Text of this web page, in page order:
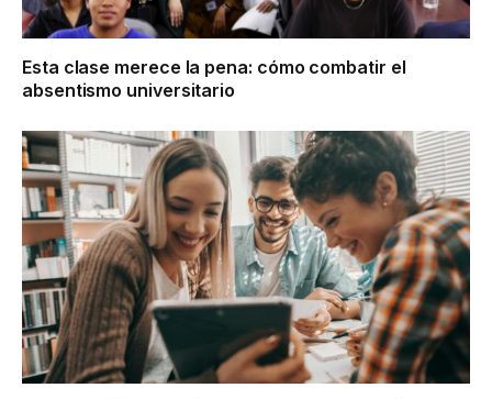
Esta clase merece la pena: cómo combatir el
absentismo universitario